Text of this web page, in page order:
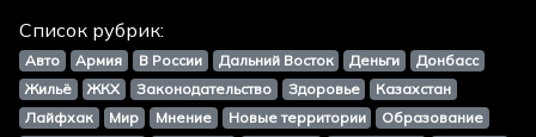
Список рубрик:
Авто Армия В России Дальний Восток Деньги
Донбасс
Жильё
ЖКХ Законодательство Здоровье
Казахстан
Лайфхак
Мир Мнение Новые территории Образование